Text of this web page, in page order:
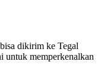
dikirim ke Tegal
untuk memperkenalkan